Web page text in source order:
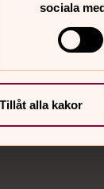
sociala
Tillåt alla kakor